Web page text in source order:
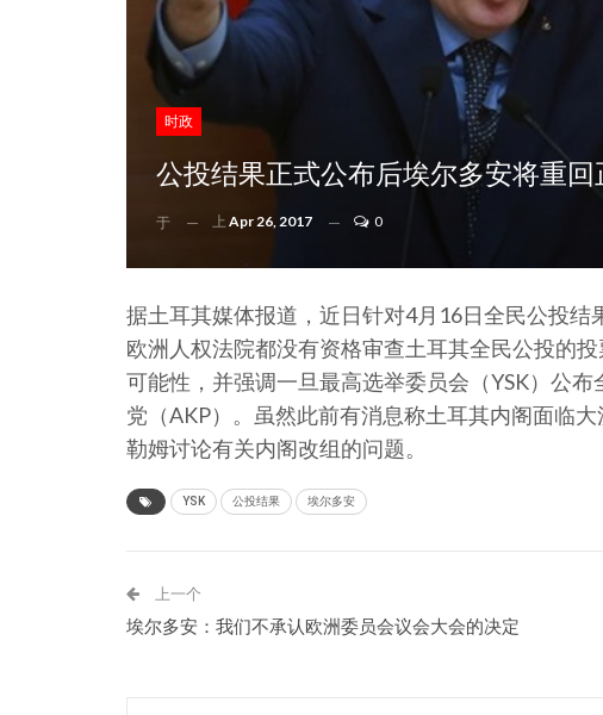
时政
公投结果正式公布后埃尔多安将重回
于 上 Apr 26, 2017 0
据土耳其媒体报道，近日针对4月16日全民公投
欧洲人权法院都没有资格审查土耳其全民公投的
可能性，并强调一旦最高选举委员会（YSK）公
党（AKP）。虽然此前有消息称土耳其内阁面临
勒姆讨论有关内阁改组的问题。
YSK 公投结果 埃尔多安
上一个
埃尔多安：我们不承认欧洲委员会议会大会的决定